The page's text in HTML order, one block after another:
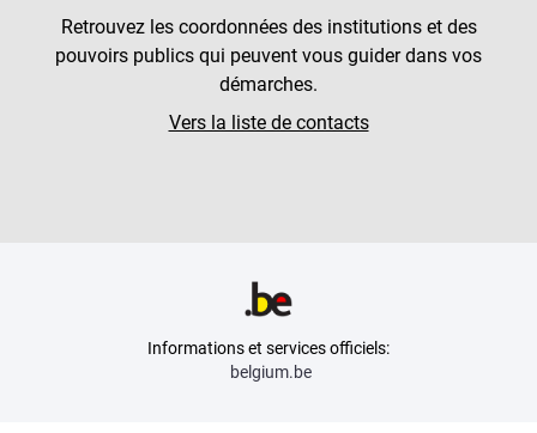
Retrouvez les coordonnées des institutions et des
pouvoirs publics qui peuvent vous guider dans vos
démarches.
Vers la liste de contacts
Informations et services officiels:
belgium.be